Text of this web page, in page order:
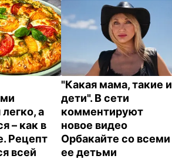
легко, а
– как в
Рецепт
всей
"Какая мама, такие и
дети". В сети
комментируют
новое видео
Орбакайте со всеми
ее детьми